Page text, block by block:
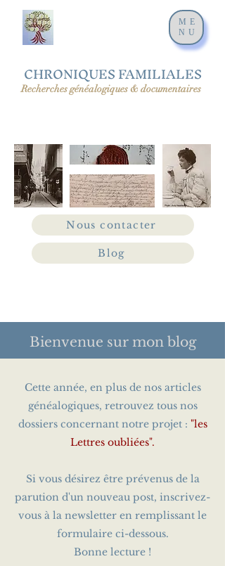
CHRONIQUES FAMILIALES
Recherches généalogiques & documentaires
Nous contacter
Blog
ME
NU
Bienvenue sur mon blog
Cette année, en plus de nos articles
généalogiques, retrouvez tous nos
dossiers concernant notre projet : "les
Lettres oubliées".
Si vous désirez être prévenus de la
parution d'un nouveau post, inscrivez-
vous à la newsletter en remplissant le
formulaire ci-dessous.
Bonne lecture !